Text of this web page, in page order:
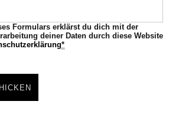
Formulars erklärst du dich mit der
deiner Daten durch diese Website
*